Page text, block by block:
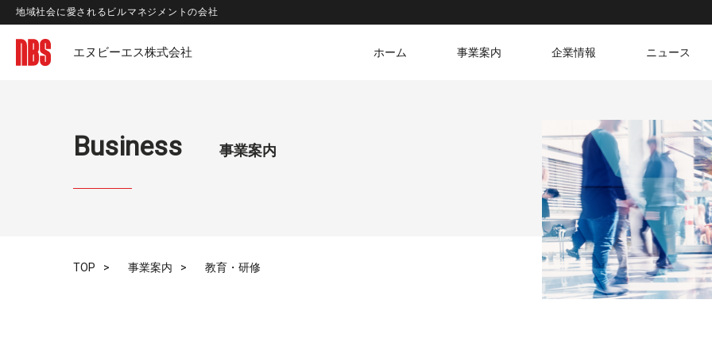
地域社会に愛されるビルマネジメントの会社
エヌビーエス株式会社 ホーム 事業案内 企業情報 ニュース
Business 事業案内
TOP 事業案内 教育・研修